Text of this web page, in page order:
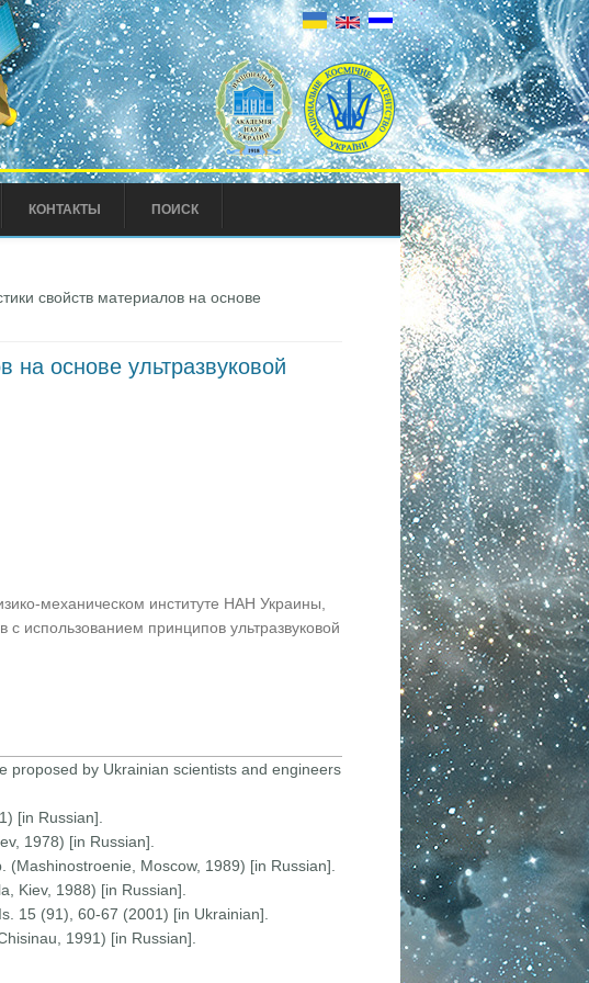
КОНТАКТЫ ПОИСК
свойств материалов на основе
на основе ультразвуковой
механическом институте НАН Украины,
использованием принципов ультразвуковой
proposed by Ukrainian scientists and engineers
[in Russian].
1978) [in Russian].
(Mashinostroenie, Moscow, 1989) [in Russian].
Kiev, 1988) [in Russian].
15 (91), 60-67 (2001) [in Ukrainian].
1991) [in Russian].